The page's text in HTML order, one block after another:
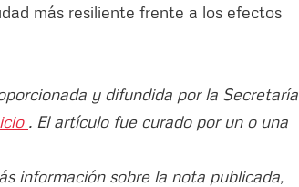
más resiliente frente a los efectos
y difundida por la Secretaría
. El artículo fue curado por un o una
información sobre la nota publicada,